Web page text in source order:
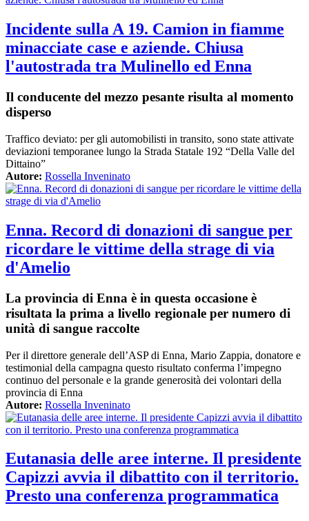
Incidente sulla A 19. Camion in fiamme
minacciate case e aziende. Chiusa
l'autostrada tra Mulinello ed Enna
Il conducente del mezzo pesante risulta al momento
disperso
Traffico deviato: per gli automobilisti in transito, sono state attivate
deviazioni temporanee lungo la Strada Statale 192 “Della Valle del
Dittaino”
Autore: Rossella Inveninato
Enna. Record di donazioni di sangue per
ricordare le vittime della strage di via
d'Amelio
La provincia di Enna è in questa occasione è
risultata la prima a livello regionale per numero di
unità di sangue raccolte
Per il direttore generale dell’ASP di Enna, Mario Zappia, donatore e
testimonial della campagna questo risultato conferma l’impegno
continuo del personale e la grande generosità dei volontari della
provincia di Enna
Autore: Rossella Inveninato
Eutanasia delle aree interne. Il presidente
Capizzi avvia il dibattito con il territorio.
Presto una conferenza programmatica